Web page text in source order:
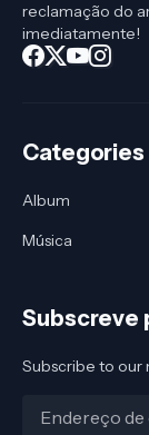
reclamação do
imediatamente!
Categories
Album
Música
Subscreve
Subscribe to our